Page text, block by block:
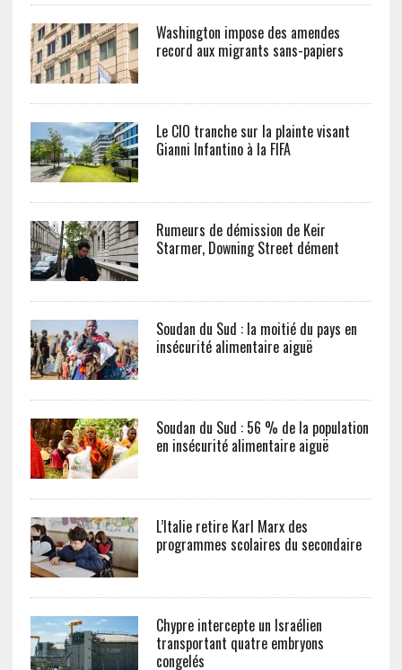
Washington impose des amendes
record aux migrants sans-papiers
Le CIO tranche sur la plainte visant
Gianni Infantino à la FIFA
Rumeurs de démission de Keir
Starmer, Downing Street dément
Soudan du Sud : la moitié du pays en
insécurité alimentaire aiguë
Soudan du Sud : 56 % de la population
en insécurité alimentaire aiguë
L’Italie retire Karl Marx des
programmes scolaires du secondaire
Chypre intercepte un Israélien
transportant quatre embryons
congelés